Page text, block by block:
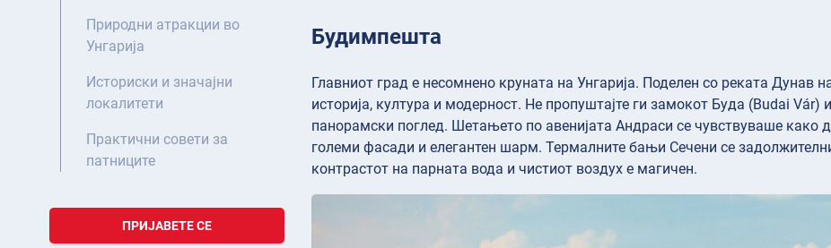
Природни атракции во
Унгарија
Историски и значајни
локалитети
Практични совети за
патниците
ПРИЈАВЕТЕ СЕ
Будимпешта
Главниот град е несомнено круната на Унгарија. Поделен со реката Дунав
историја, култура и модерност. Не пропуштајте ги замокот Буда (Budai
панорамски поглед. Шетањето по авенијата Андраси се чувствуваше како
големи фасади и елегантен шарм. Термалните бањи Сечени се
контрастот на парната вода и чистиот воздух е магичен.